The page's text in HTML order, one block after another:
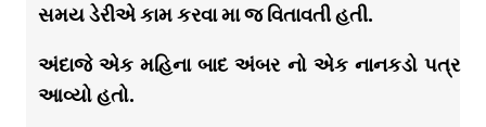
સમય ડેરીએ કામ કરવા મા જ વિતાવતી હતી.
અંદાજે એક મહિના બાદ અંબર નો એક નાનકડો પત્ર
આવ્યો હતો.